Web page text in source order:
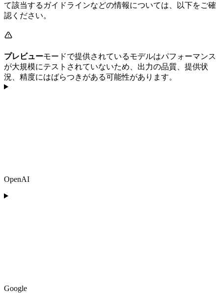
て該当するガイドラインなどの情報については、以下をご確
認ください。
プレビューモードで提供されているモデルはパフォーマンス
が大規模にテストされていないため、出力の品質、提供状
況、精度にはばらつきがある可能性があります。
OpenAI
Google